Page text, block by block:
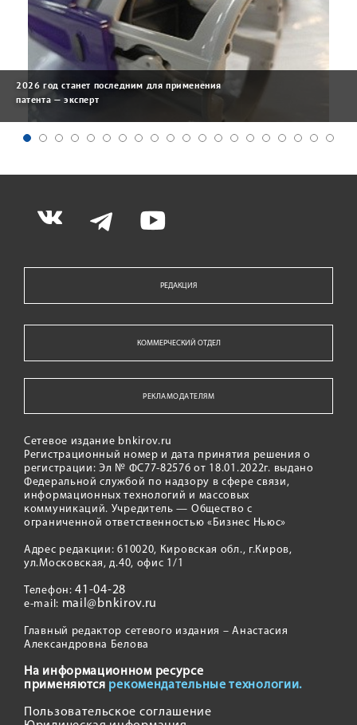
2026 год станет последним для применения
патента — эксперт
РЕДАКЦИЯ
КОММЕРЧЕСКИЙ ОТДЕЛ
РЕКЛАМОДАТЕЛЯМ
Сетевое издание bnkirov.ru
Регистрационный номер и дата принятия решения о
регистрации: Эл № ФС77-82576 от 18.01.2022г. выдано
Федеральной службой по надзору в сфере связи,
информационных технологий и массовых
коммуникаций. Учредитель — Общество с
ограниченной ответственностью «Бизнес Ньюс»
Адрес редакции: 610020, Кировская обл., г.Киров,
ул.Московская, д.40, офис 1/1
Телефон:41-04-28
e-mail: mail@bnkirov.ru
Главный редактор сетевого издания – Анастасия
Александровна Белова
На информационном ресурсе
применяются рекомендательные технологии.
Пользовательское соглашение